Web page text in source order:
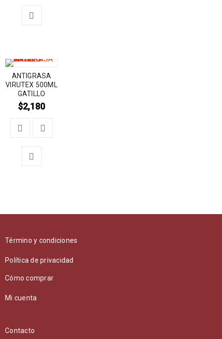
ANTIGRASA
VIRUTEX 500ML
GATILLO
$2,180
Término y condiciones
Política de privacidad
Cómo comprar
Mi cuenta
Contacto